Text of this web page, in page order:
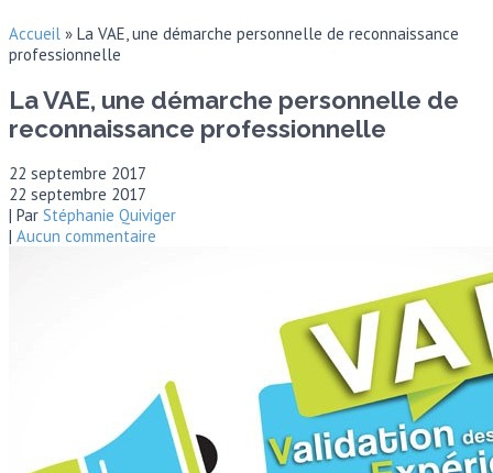
Accueil » La VAE, une démarche personnelle de reconnaissance
professionnelle
La VAE, une démarche personnelle de
reconnaissance professionnelle
22 septembre 2017
22 septembre 2017
| Par Stéphanie Quiviger
| Aucun commentaire